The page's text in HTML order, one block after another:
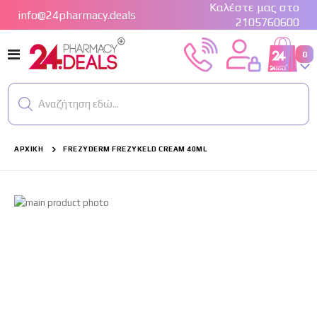
info@24pharmacy.deals
Καλέστε μας στο
2105760600
Εναλλαγή
Πλοήγησης
Cart
0
Αναζήτηση εδώ...
ΑΡΧΙΚΉ FREZYDERM FREZYKELD CREAM 40ML
Μετάβαση